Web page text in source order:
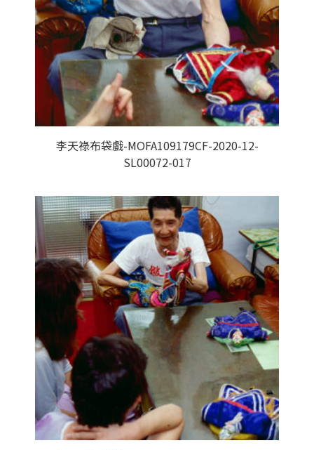
李天祿布袋戲-MOFA109179CF-2020-12-
SL00072-017